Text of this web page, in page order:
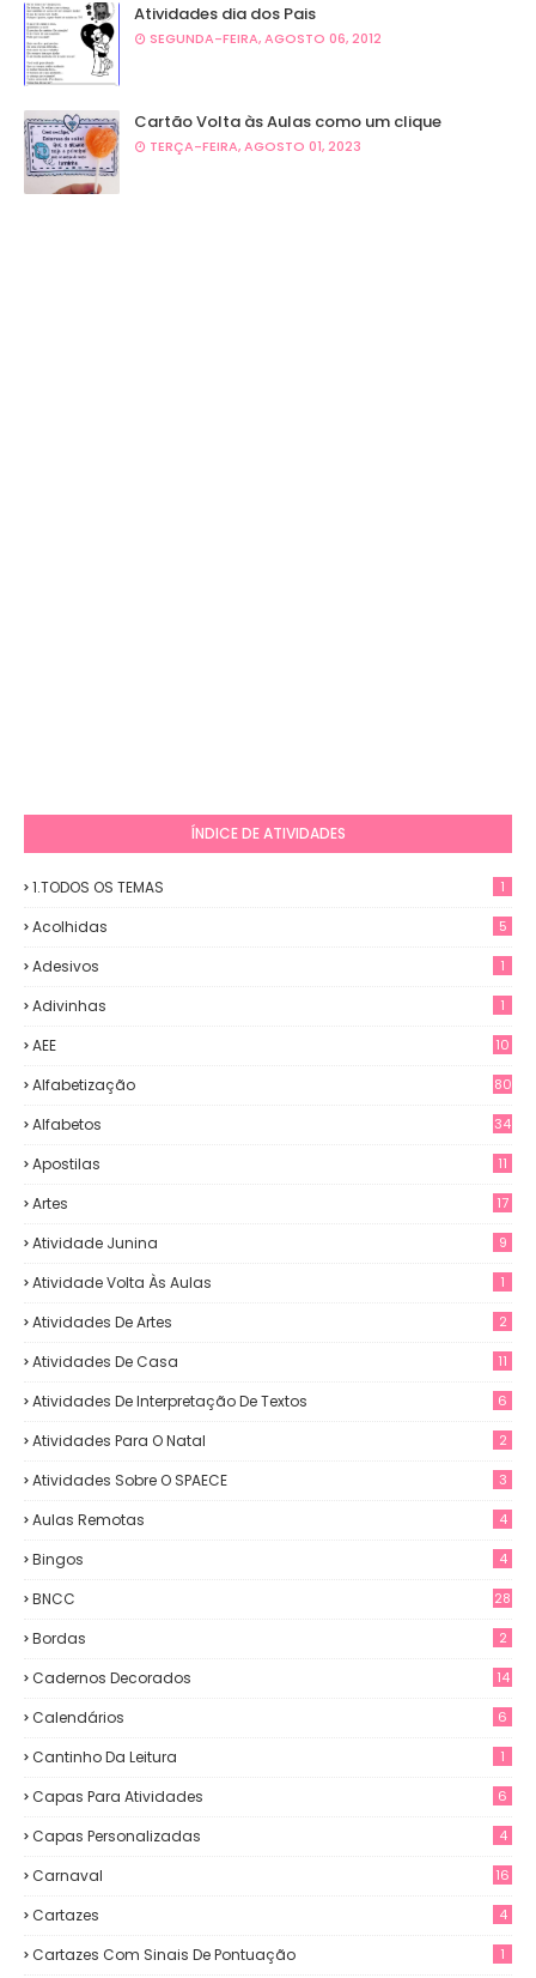
Atividades dia dos Pais
SEGUNDA-FEIRA, AGOSTO 06, 2012
Cartão Volta às Aulas como um clique
TERÇA-FEIRA, AGOSTO 01, 2023
ÍNDICE DE ATIVIDADES
1.TODOS OS TEMAS 1
Acolhidas 5
Adesivos 1
Adivinhas 1
AEE 10
Alfabetização 80
Alfabetos 34
Apostilas 11
Artes 17
Atividade Junina 9
Atividade Volta Às Aulas 1
Atividades De Artes 2
Atividades De Casa 11
Atividades De Interpretação De Textos 6
Atividades Para O Natal 2
Atividades Sobre O SPAECE 3
Aulas Remotas 4
Bingos 4
BNCC 28
Bordas 2
Cadernos Decorados 14
Calendários 6
Cantinho Da Leitura 1
Capas Para Atividades 6
Capas Personalizadas 4
Carnaval 16
Cartazes 4
Cartazes Com Sinais De Pontuação 1